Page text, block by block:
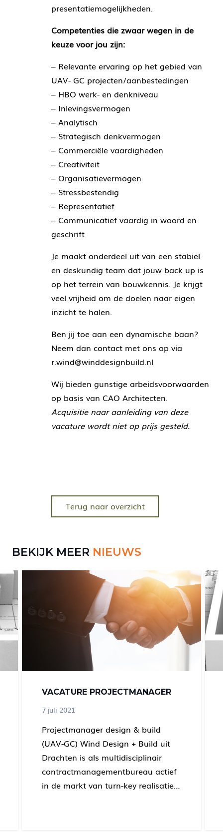
presentatiemogelijkheden.
Competenties die zwaar wegen in de
keuze voor jou zijn:
– Relevante ervaring op het gebied van
UAV- GC projecten/aanbestedingen
– HBO werk- en denkniveau
– Inlevingsvermogen
– Analytisch
– Strategisch denkvermogen
– Commerciële vaardigheden
– Creativiteit
– Organisatievermogen
– Stressbestendig
– Representatief
– Communicatief vaardig in woord en
geschrift
Je maakt onderdeel uit van een stabiel
en deskundig team dat jouw back up is
op het terrein van bouwkennis. Je krijgt
veel vrijheid om de doelen naar eigen
inzicht te halen.
Ben jij toe aan een dynamische baan?
Neem dan contact met ons op via
r.wind@winddesignbuild.nl
Wij bieden gunstige arbeidsvoorwaarden
op basis van CAO Architecten.
Acquisitie naar aanleiding van deze
vacature wordt niet op prijs gesteld.
Terug naar overzicht
BEKIJK MEER NIEUWS
VACATURE PROJECTMANAGER
7 juli 2021
Projectmanager design & build
(UAV-GC) Wind Design + Build uit
Drachten is als multidisciplinair
contractmanagementbureau actief
in de markt van turn-key realisatie…